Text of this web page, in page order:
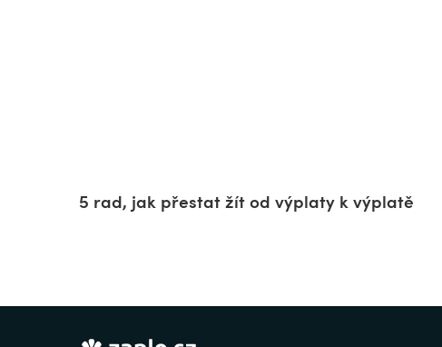
5 rad, jak přestat žít od výplaty k výplatě